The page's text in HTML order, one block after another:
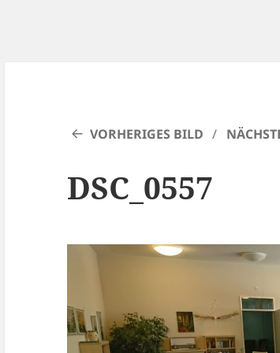
VORHERIGES BILD
DSC_0557